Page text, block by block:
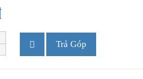
Trả Góp